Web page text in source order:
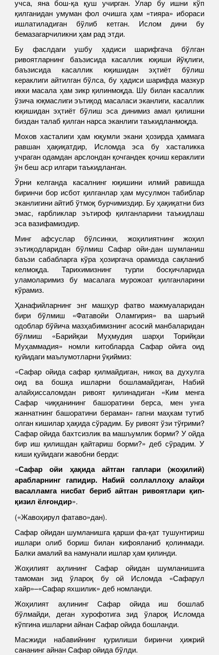
учса, яна бош-қа қуш учирган. Улар бу ишни кўп
қилганидан умуман фол очишга ҳам «тияра» ибораси
ишлатиладиган бўлиб кетган. Ислом дини бу
бемазагарчиликни ҳам рад этди.
Бу фаслдаги ушбу ҳадиси шарифгача бўлган
ривоятларнинг баъзисида касаллик юқиши йўқлиги,
баъзисида касаллик юқишидан эҳтиёт бўлиш
кераклиги айтилган бўлса, бу ҳадиси шарифда мазкур
икки масала ҳам зикр қилинмоқда. Шу билан касаллик
ўзича юқмаслиги эътиқод масаласи эканлиги, касаллик
юқишидан эҳтиёт бўлиш эса динимиз амал қилишни
биздан талаб қилган нарса эканлиги таъкидланмоқда.
Мохов хасталиги ҳам юқумли экани ҳозирда ҳаммага
равшан ҳақиқатдир, Исломда эса бу хасталикка
учраган одамдан арслондан қочгандек қочиш кераклиги
ўн беш аср илгари таъкидланган.
Ўрни келганда касалнинг юқишини илмий равишда
биринчи бор исбот қилганлар ҳам мусулмон табиблар
эканлигини айтиб ўтмоқ бурчимиздир. Бу ҳақиқатни биз
эмас, ғарбликлар эътироф қилганларини таъкидлаш
эса вазифамиздир.
Минг афсуслар бўлсинки, жоҳилиятнинг жоҳил
эътиқодларидан бўлмиш Сафар ойи-дан шумланиш
баъзи сабабларга кўра ҳозиргача орамизда сақланиб
келмоқда. Тарихимизнинг турли босқичларида
уламоларимиз бу масалага мурожоат қилганларини
кўрамиз.
Ҳанафийларнинг энг машҳур фатво мажмуаларидан
бири бўлмиш «Фатавойи Оламгирия» ва шаръий
одоблар бўйича мазҳабимизнинг асосий манбаларидан
бўлмиш «Барийқаи Муҳмудия шарҳи Торийқаи
Муҳаммадия» номли китобларда Сафар ойига оид
қуйидаги маълумотларни ўқиймиз:
«Сафар ойида сафар қилмайдиган, никоҳ ва духулга
оид ва бошқа ишларни бошламайдиган, Набий
алайҳиссаломдан ривоят қилинадиган «Ким менга
Сафар чиққанининг башоратини берса, мен унга
жаннатнинг башоратини бераман» гапни маҳкам тутиб
олган кишилар ҳақида сўрадим. Бу ривоят ўзи тўғрими?
Сафар ойида бахтсизлик ва машъумлик борми? У ойда
бир иш қилишдан қайтариш борми?» деб сўрадим. У
киши қуйидаги жавобни берди:
«Сафар ойи ҳақида айтган гаплари (жоҳилий)
арабларнинг гапидир. Набий соллаллоҳу алайҳи
васалламга нисбат бериб айтган ривоятлари қип-
қизил ёлғондир».
(«Жавоҳирул фатаво»дан).
Сафар ойидан шумланишга қарши фа-қат тушунтириш
ишлари олиб бориш билан кифояланиб қолинмади.
Балки амалий ва намунали ишлар ҳам қилинди.
Жоҳилият аҳлининг Сафар ойидан шумланишига
тамоман зид ўлароқ бу ой Исломда «Сафарул
хайр»–«Сафар яхшилик» деб номланди.
Жоҳилият аҳлининг Сафар ойида иш бошлаб
бўлмайди, деган хурофотига зид ўлароқ Исломда
кўпгина ишларни айнан Сафар ойида бошланди.
Масжиди набавийнинг қурилиши биринчи ҳижрий
сананинг айнан Сафар ойида бўлди.